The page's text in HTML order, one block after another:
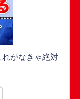
れがなきゃ絶対